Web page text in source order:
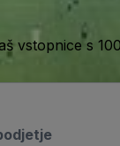
vstopnice s